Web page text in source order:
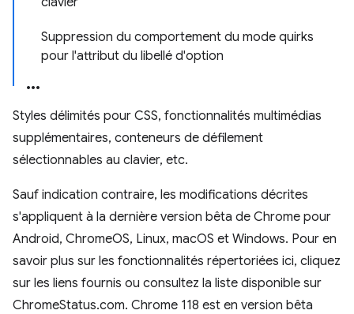
Suppression du comportement du mode quirks
pour l'attribut du libellé d'option
Styles délimités pour CSS, fonctionnalités multimédias
supplémentaires, conteneurs de défilement
sélectionnables au clavier, etc.
Sauf indication contraire, les modifications décrites
s'appliquent à la dernière version bêta de Chrome pour
Android, ChromeOS, Linux, macOS et Windows. Pour en
savoir plus sur les fonctionnalités répertoriées ici, cliquez
sur les liens fournis ou consultez la liste disponible sur
ChromeStatus.com. Chrome 118 est en version bêta